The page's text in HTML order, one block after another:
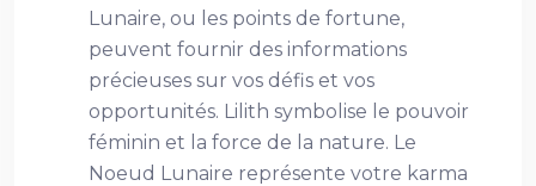
Lunaire, ou les points de fortune,
peuvent fournir des informations
précieuses sur vos défis et vos
opportunités. Lilith symbolise le pouvoir
féminin et la force de la nature. Le
Noeud Lunaire représente votre karma